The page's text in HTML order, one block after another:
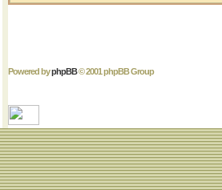
Powered byphpBB© 2001 phpBB Group